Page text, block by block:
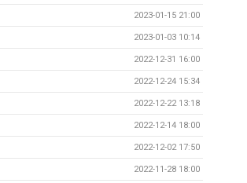
2023-01-15 21:00
2023-01-03 10:14
2022-12-31 16:00
2022-12-24 15:34
2022-12-22 13:18
2022-12-14 18:00
2022-12-02 17:50
2022-11-28 18:00